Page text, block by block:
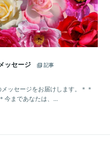
ッセージ
記事
ッセージをお届けします。＊＊
今まであなたは、...